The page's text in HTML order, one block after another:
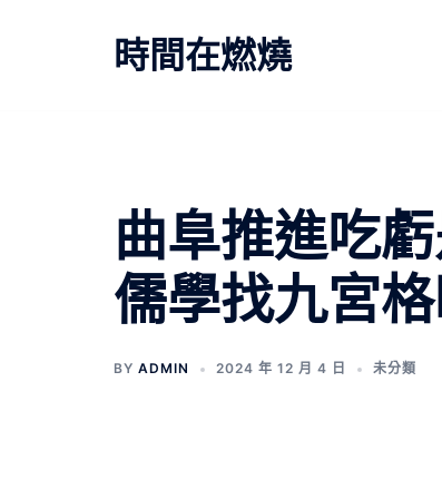
時間在燃燒
曲阜推進吃
儒學找九宮
BY ADMIN 2024 年 12 月 4 日 未分類